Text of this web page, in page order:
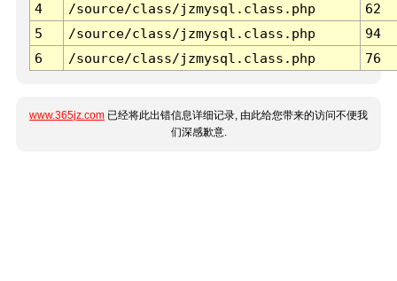
4
/source/class/jzmysql.class.php
62
5
/source/class/jzmysql.class.php
94
6
/source/class/jzmysql.class.php 76
www.365jz.com 已经将此出错信息详细记录, 由此给您带来的访问不便我
们深感歉意.